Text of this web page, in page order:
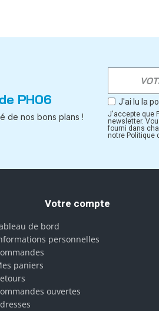
PH06
de nos bons plans !
J'ai lu la
J'accepte que
newsletter.
fourni dans
notre Politique
Votre compte
de bord
personnelles
paniers
ouvertes